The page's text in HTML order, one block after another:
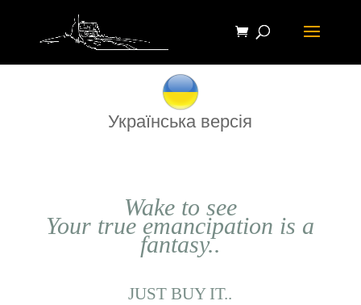
Українська версія
Wake to see
Your true emancipation is a
fantasy..
JUST BUY IT..